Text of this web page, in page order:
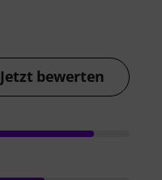
Jetzt bewerten